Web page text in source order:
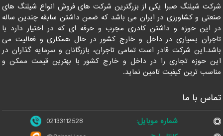
شرکت شیلنگ صبرا یکی از بزرگترین شرکت های فروش انواع شیلنگ های
صنعتی و کشاورزی در ایران می باشد که ضمن داشتن سابقه چندین ساله
در این حوزه و داشتن کادری مجرب و حرفه ای که در اختیار دارد با
تاجران بسیاری در داخل و خارج کشور در حال همکاری و فعالیت می
باشد.این شرکت قادر است تمامی تاجران، بازرگانان و سرمایه گذاران در
این حوزه تجاری را در داخل و خارج کشور با بهترین قیمت ممکن و
مناسب ترین کیفیت تامین نماید.
تماس با ما
شماره موبایل:
02133112528